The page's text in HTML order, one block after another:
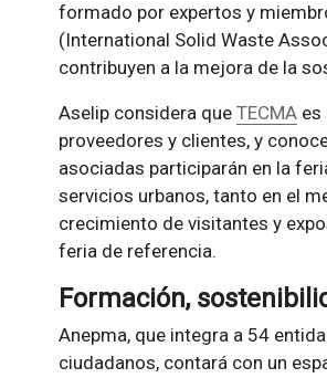
formado por expertos y
(International Solid Waste
contribuyen a la mejora de la
Aselip considera que TECMAes
proveedores y clientes, y
asociadas participarán en la
servicios urbanos, tanto en el
crecimiento de visitantes y
feria de referencia.
Formación,
Anepma, que integra a 54
ciudadanos, contará con un